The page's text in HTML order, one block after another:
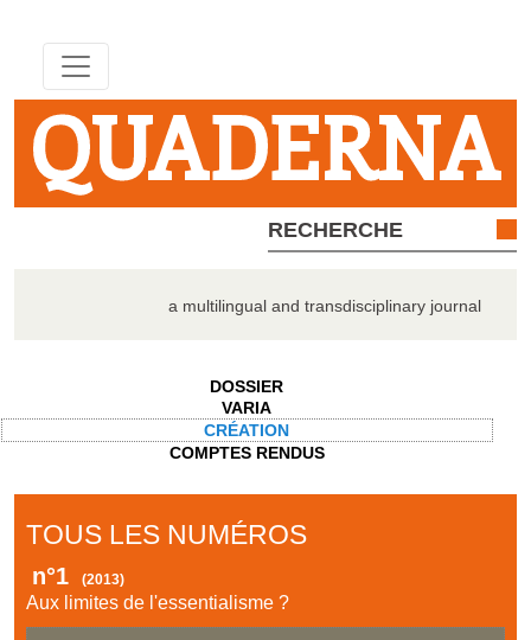
QUADERNA
a multilingual and transdisciplinary journal
DOSSIER
VARIA
CRÉATION
COMPTES RENDUS
TOUS LES NUMÉROS
n°1 (2013)
Aux limites de l'essentialisme ?